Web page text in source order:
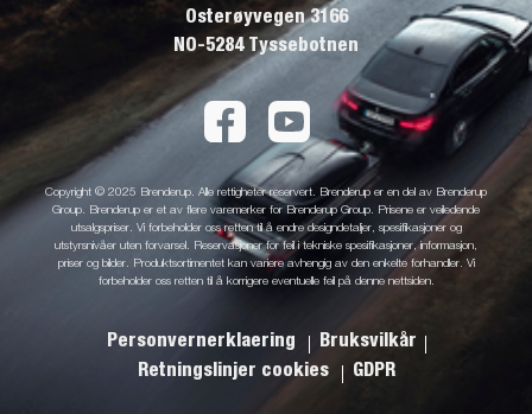
Osterøyvegen 3166
NO-5284 Tyssebotnen
Copyright © 2025 Brenderup. Alle rettigheter reservert. Brenderup er en del av Brenderup
Group. Brenderup er et av flere varemerker for Brenderup Group. Prisene er veiledende
utsalgspriser. Vi forbeholder oss retten til å endre designdetaljer, spesifikasjoner og
utstyrsnivåer uten forvarsel. Reservasjoner for feil i tekniske spesifikasjoner, informasjon,
priser og bilder. Produktsortimentet kan variere avhengig av den enkelte forhandler. Vi
forbeholder oss retten til å korrigere eventuelle feil på denne nettsiden.
Personvernerklaering
Bruksvilkår
Retningslinjer cookies
GDPR